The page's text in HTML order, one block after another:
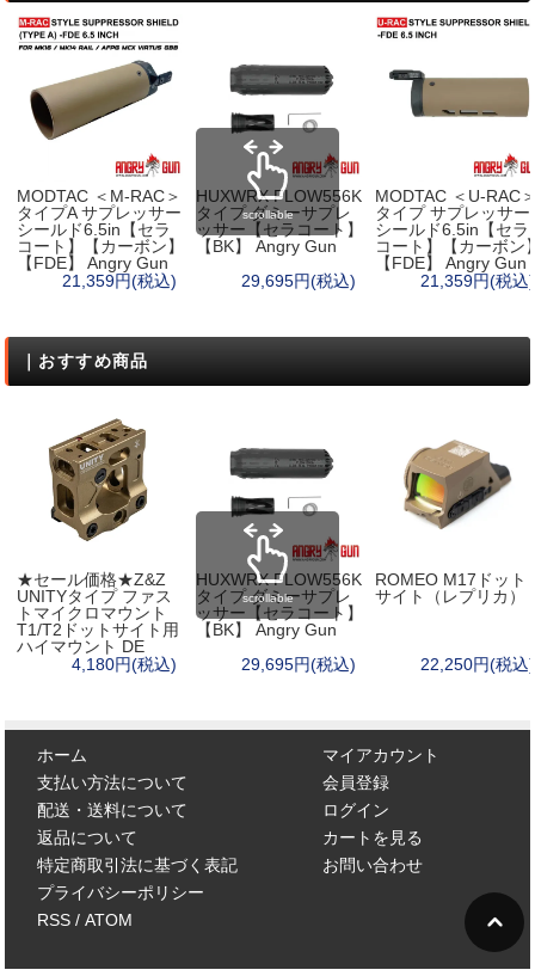
MODTAC ＜M-RAC＞
タイプA サプレッサー
シールド6.5in【セラ
コート】【カーボン】
【FDE】 Angry Gun
21,359円(税込)
HUXWRX FLOW556K
タイプ ダミーサプレ
ッサー【セラコート】
【BK】 Angry Gun
29,695円(税込)
MODTAC ＜U-RAC
タイプ サプレッサー
シールド6.5in【セラ
コート】【カーボン
【FDE】 Angry Gun
21,359円(税込)
scrollable
｜おすすめ商品
★セール価格★Z&Z
UNITYタイプ ファス
トマイクロマウント
T1/T2ドットサイト用
ハイマウント DE
4,180円(税込)
HUXWRX FLOW556K
タイプ ダミーサプレ
ッサー【セラコート】
【BK】 Angry Gun
29,695円(税込)
ROMEO M17ドット
サイト（レプリカ）
22,250円(税込)
scrollable
ホーム
支払い方法について
配送・送料について
返品について
特定商取引法に基づく表記
プライバシーポリシー
RSS/ ATOM
マイアカウント
会員登録
ログイン
カートを見る
お問い合わせ